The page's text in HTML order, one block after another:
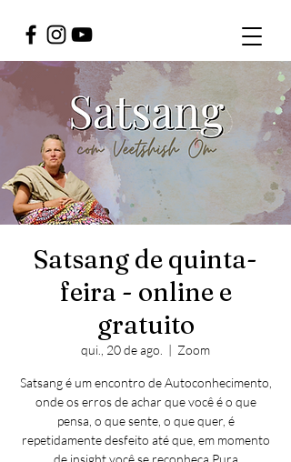
Satsang de quinta-
feira - online e
gratuito
qui., 20 de ago.
  |
Zoom
Satsang é um encontro de Autoconhecimento,
onde os erros de achar que você é o que
pensa, o que sente, o que quer, é
repetidamente desfeito até que, em momento
de insight você se reconheça Pura